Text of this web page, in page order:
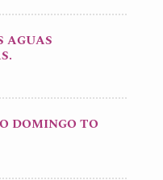
AGUAS
DOMINGO TO